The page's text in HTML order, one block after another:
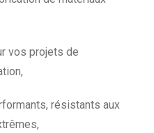
vos projets de
résistants aux